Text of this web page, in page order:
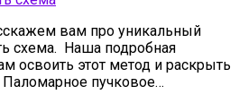
вам про уникальный
схема. Наша подробная
освоить этот метод и раскрыть
пучковое…